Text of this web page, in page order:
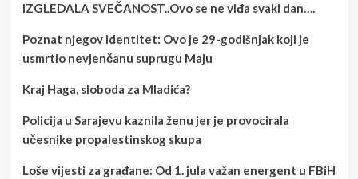
IZGLEDALA SVEČANOST..Ovo se ne viđa svaki dan….
Poznat njegov identitet: Ovo je 29-godišnjak koji je
usmrtio nevjenčanu suprugu Maju
Kraj Haga, sloboda za Mladića?
Policija u Sarajevu kaznila ženu jer je provocirala
učesnike propalestinskog skupa
Loše vijesti za građane: Od 1. jula važan energent u FBiH